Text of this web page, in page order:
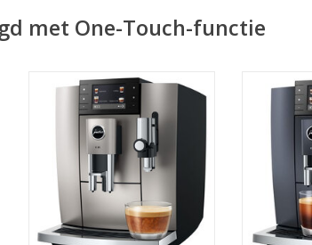
met One-Touch-functie
jura E8 Midnight Silver (ED)
TOEVOEGEN AAN WINKELWAGEN
jura